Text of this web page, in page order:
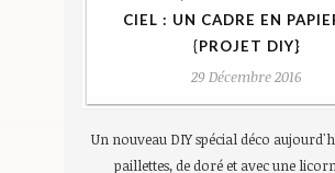
CIEL : UN CADRE EN
{PROJET DIY}
29 Décembre 2016
Un nouveau DIY spécial déco
paillettes, de doré et avec une